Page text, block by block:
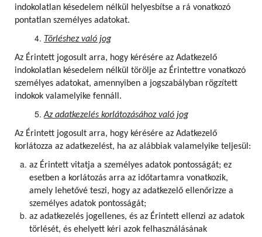
indokolatlan késedelem nélkül helyesbítse a rá vonatkozó
pontatlan személyes adatokat.
Törléshez való jog
Az Érintett jogosult arra, hogy kérésére az Adatkezelő
indokolatlan késedelem nélkül törölje az Érintettre vonatkozó
személyes adatokat, amennyiben a jogszabályban rögzített
indokok valamelyike fennáll.
Az adatkezelés korlátozásához való jog
Az Érintett jogosult arra, hogy kérésére az Adatkezelő
korlátozza az adatkezelést, ha az alábbiak valamelyike teljesül:
az Érintett vitatja a személyes adatok pontosságát; ez
esetben a korlátozás arra az időtartamra vonatkozik,
amely lehetővé teszi, hogy az adatkezelő ellenőrizze a
személyes adatok pontosságát;
az adatkezelés jogellenes, és az Érintett ellenzi az adatok
törlését, és ehelyett kéri azok felhasználásának